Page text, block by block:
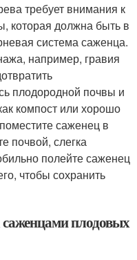
требует внимания к
которая должна быть в
система саженца.
например, гравия
плодородной почвы и
компост или хорошо
саженец в
почвой, слегка
полейте саженец
чтобы сохранить
плодовых